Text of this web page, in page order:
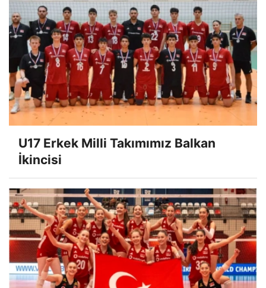
U17 Erkek Milli Takımımız Balkan
İkincisi